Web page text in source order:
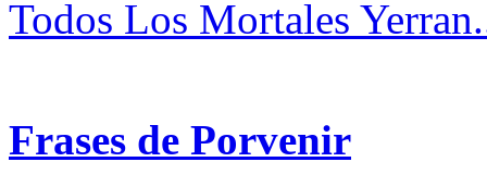
Todos Los Mortales
Frases de Porvenir